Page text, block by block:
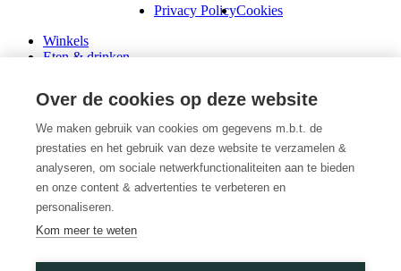
Privacy PolicyCookies
Winkels
Eten & drinken
Schenk een cadeaubon
Over ons
Wini’s
Plattegrond
Diensten
Promoties
Huur een winkel
Veelgestelde vragen
Over de cookies op deze website
We maken gebruik van cookies om gegevens m.b.t. de
prestaties en het gebruik van deze website te verzamelen &
analyseren, om sociale netwerkfunctionaliteiten aan te bieden
en onze content & advertenties te verbeteren en
personaliseren.
Kom meer te weten